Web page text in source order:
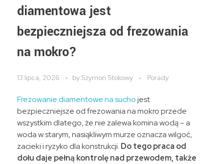
diamentowa jest
bezpieczniejsza od frezowania
na mokro?
13 lipca, 2026 by Szymon Stokowy Porady
Frezowanie diamentowe na suchojest
bezpieczniejsze od frezowania na mokro przede
wszystkim dlatego, że nie zalewa komina wodą – a
woda w starym, nasiąkliwym murze oznacza wilgoć,
zacieki i ryzyko dla konstrukcji. Do tego praca od
dołu daje pełną kontrolę nad przewodem, także